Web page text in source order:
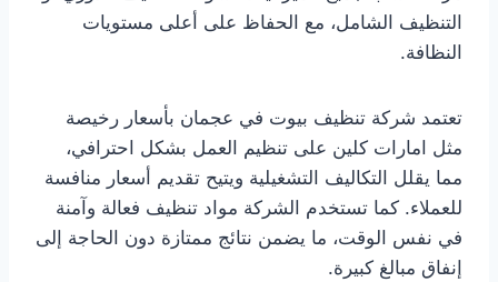
التنظيف الشامل، مع الحفاظ على أعلى مستويات
النظافة.
تعتمد شركة تنظيف بيوت في عجمان بأسعار رخيصة
مثل امارات كلين على تنظيم العمل بشكل احترافي،
مما يقلل التكاليف التشغيلية ويتيح تقديم أسعار منافسة
للعملاء. كما تستخدم الشركة مواد تنظيف فعالة وآمنة
في نفس الوقت، ما يضمن نتائج ممتازة دون الحاجة إلى
إنفاق مبالغ كبيرة.